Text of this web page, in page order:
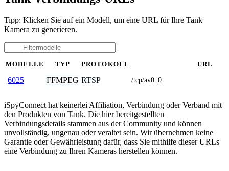
Tipp: Klicken Sie auf ein Modell, um eine URL für Ihre Tank
Kamera zu generieren.
MODELLE TYP PROTOKOLL URL
6025 FFMPEG RTSP /tcp/av0_0
iSpyConnect hat keinerlei Affiliation, Verbindung oder Verband mit
den Produkten von Tank. Die hier bereitgestellten
Verbindungsdetails stammen aus der Community und können
unvollständig, ungenau oder veraltet sein. Wir übernehmen keine
Garantie oder Gewährleistung dafür, dass Sie mithilfe dieser URLs
eine Verbindung zu Ihren Kameras herstellen können.